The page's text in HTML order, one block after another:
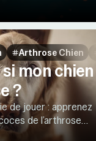
Arthrose Chien
mon chien
?
de jouer : apprenez
de l’arthrose
ne s’aggrave.